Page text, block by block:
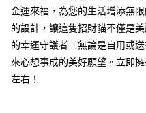
付款後全家取貨
每筆NT$65，滿NT$999(含以
7-11取貨付款
每筆NT$65，滿NT$999(含以
金運來福，為您的生活增添無
的設計，讓這隻招財貓不僅是
的幸運守護者。無論是自用或
來心想事成的美好願望。立即
左右！